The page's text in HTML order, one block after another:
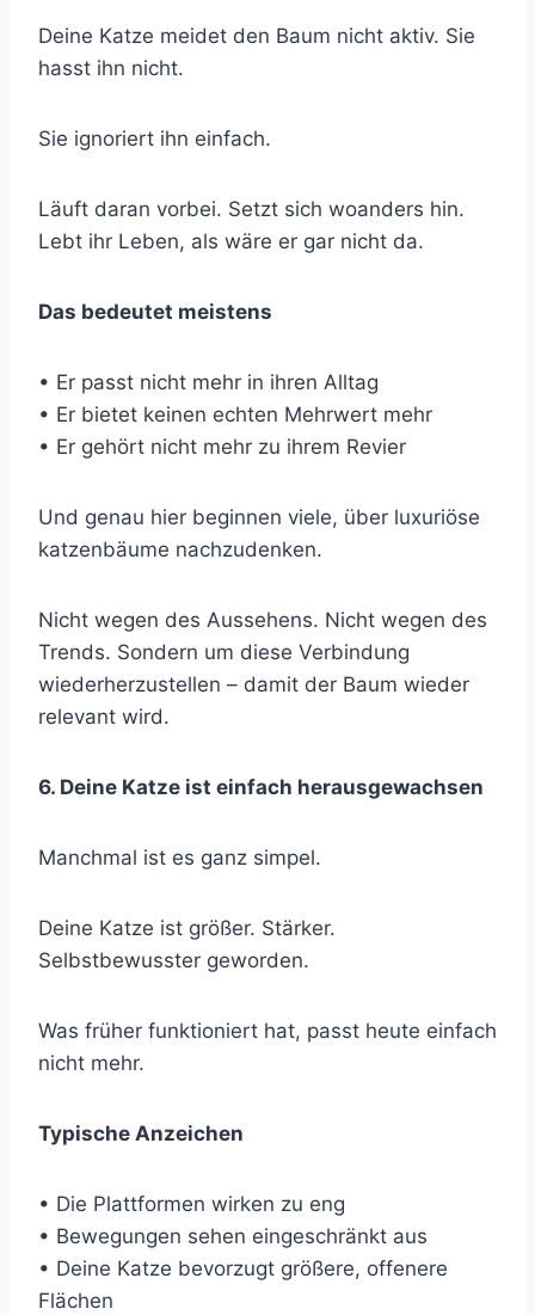
Deine Katze meidet den Baum nicht aktiv. Sie
hasst ihn nicht.
Sie ignoriert ihn einfach.
Läuft daran vorbei. Setzt sich woanders hin.
Lebt ihr Leben, als wäre er gar nicht da.
Das bedeutet meistens
• Er passt nicht mehr in ihren Alltag
• Er bietet keinen echten Mehrwert mehr
• Er gehört nicht mehr zu ihrem Revier
Und genau hier beginnen viele, über luxuriöse
katzenbäume nachzudenken.
Nicht wegen des Aussehens. Nicht wegen des
Trends. Sondern um diese Verbindung
wiederherzustellen – damit der Baum wieder
relevant wird.
6. Deine Katze ist einfach herausgewachsen
Manchmal ist es ganz simpel.
Deine Katze ist größer. Stärker.
Selbstbewusster geworden.
Was früher funktioniert hat, passt heute einfach
nicht mehr.
Typische Anzeichen
• Die Plattformen wirken zu eng
• Bewegungen sehen eingeschränkt aus
• Deine Katze bevorzugt größere, offenere
Flächen